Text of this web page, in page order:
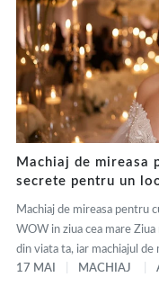
Machiaj de mireasa
secrete pentru un
Machiaj de mireasa pentru
WOW in ziua cea mare
din viata ta, iar machiajul de
17 MAI
MACHIAJ